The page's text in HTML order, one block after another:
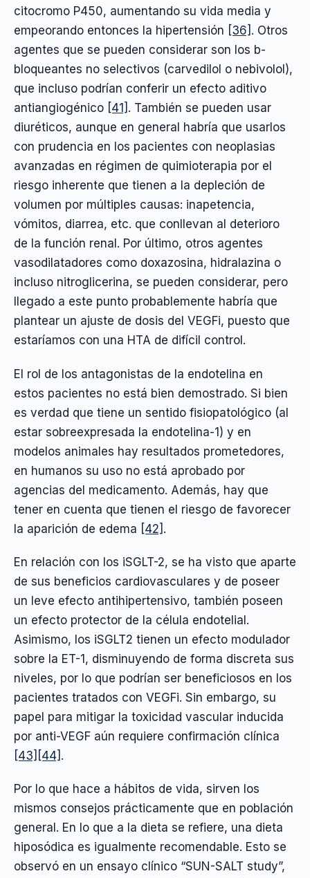
citocromo P450, aumentando su vida media y
empeorando entonces la hipertensión [36] . Otros
agentes que se pueden considerar son los b-
bloqueantes no selectivos (carvedilol o nebivolol),
que incluso podrían conferir un efecto aditivo
antiangiogénico [41] . También se pueden usar
diuréticos, aunque en general habría que usarlos
con prudencia en los pacientes con neoplasias
avanzadas en régimen de quimioterapia por el
riesgo inherente que tienen a la depleción de
volumen por múltiples causas: inapetencia,
vómitos, diarrea, etc. que conllevan al deterioro
de la función renal. Por último, otros agentes
vasodilatadores como doxazosina, hidralazina o
incluso nitroglicerina, se pueden considerar, pero
llegado a este punto probablemente habría que
plantear un ajuste de dosis del VEGFi, puesto que
estaríamos con una HTA de difícil control.
El rol de los antagonistas de la endotelina en
estos pacientes no está bien demostrado. Si bien
es verdad que tiene un sentido fisiopatológico (al
estar sobreexpresada la endotelina-1) y en
modelos animales hay resultados prometedores,
en humanos su uso no está aprobado por
agencias del medicamento. Además, hay que
tener en cuenta que tienen el riesgo de favorecer
la aparición de edema [42] .
En relación con los iSGLT-2, se ha visto que aparte
de sus beneficios cardiovasculares y de poseer
un leve efecto antihipertensivo, también poseen
un efecto protector de la célula endotelial.
Asimismo, los iSGLT2 tienen un efecto modulador
sobre la ET-1, disminuyendo de forma discreta sus
niveles, por lo que podrían ser beneficiosos en los
pacientes tratados con VEGFi. Sin embargo, su
papel para mitigar la toxicidad vascular inducida
por anti-VEGF aún requiere confirmación clínica
[43] [44] .
Por lo que hace a hábitos de vida, sirven los
mismos consejos prácticamente que en población
general. En lo que a la dieta se refiere, una dieta
hiposódica es igualmente recomendable. Esto se
observó en un ensayo clínico “SUN-SALT study”,